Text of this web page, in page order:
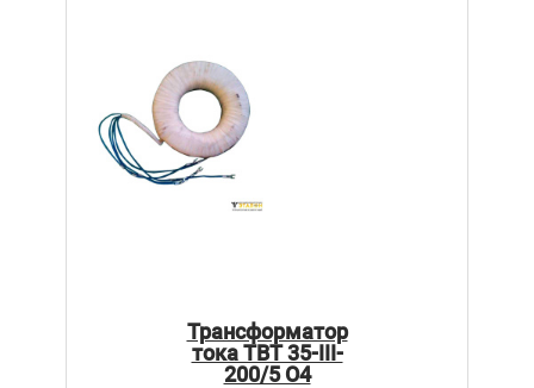
Трансформатор
тока ТВТ 35-III-
200/5 О4